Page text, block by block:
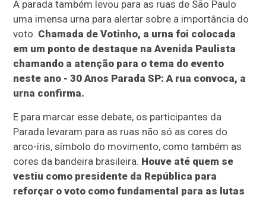
A parada também levou para as ruas de São Paulo
uma imensa urna para alertar sobre a importância do
voto. Chamada de Votinho, a urna foi colocada
em um ponto de destaque na Avenida Paulista
chamando a atenção para o tema do evento
neste ano - 30 Anos Parada SP: A rua convoca, a
urna confirma.
E para marcar esse debate, os participantes da
Parada levaram para as ruas não só as cores do
arco-íris, símbolo do movimento, como também as
cores da bandeira brasileira. Houve até quem se
vestiu como presidente da República para
reforçar o voto como fundamental para as lutas